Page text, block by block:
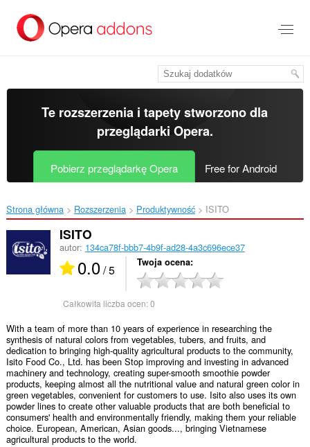
treści
Te rozszerzenia i tapety stworzono dla
przeglądarki Opera.
Pobierz przeglądarkę Opera Free for Android
Strona główna Rozszerzenia Produktywność ISITO ‎
ISITO
autor: 134ca78f-bbb7-4b9f-ad28-4a3c696ece37
0.0/ 5 Twoja ocena
Całkowita liczba ocen:0
With a team of more than 10 years of experience in researching the
synthesis of natural colors from vegetables, tubers, and fruits, and
dedication to bringing high-quality agricultural products to the community,
Isito Food Co., Ltd. has been Stop improving and investing in advanced
machinery and technology, creating super-smooth smoothie powder
products, keeping almost all the nutritional value and natural green color in
green vegetables, convenient for customers to use. Isito also uses its own
powder lines to create other valuable products that are both beneficial to
consumers' health and environmentally friendly, making them your reliable
choice. European, American, Asian goods..., bringing Vietnamese
agricultural products to the world.